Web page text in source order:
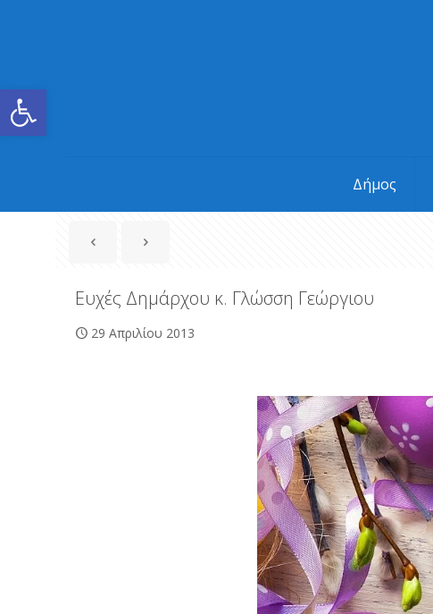
Ανοίξτε τη γραμμή εργαλείων
Δήμος
Ευχές Δημάρχου κ. Γλώσση Γεώργιου
29 Απριλίου 2013